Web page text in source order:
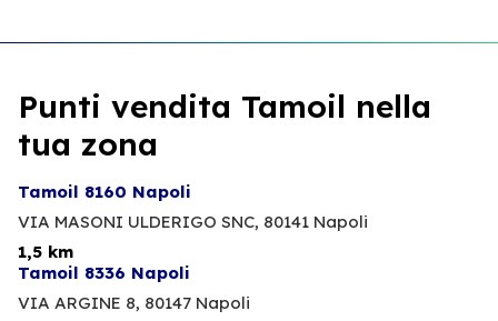
Punti vendita Tamoil nella
tua zona
Tamoil 8160 Napoli
VIA MASONI ULDERIGO SNC, 80141 Napoli
1,5 km
Tamoil 8336 Napoli
VIA ARGINE 8, 80147 Napoli